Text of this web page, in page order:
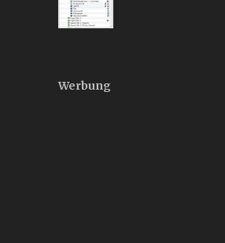
Werbung